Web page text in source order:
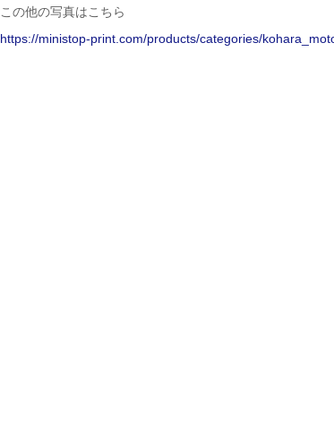
この他の写真はこちら
https://ministop-print.com/products/categories/